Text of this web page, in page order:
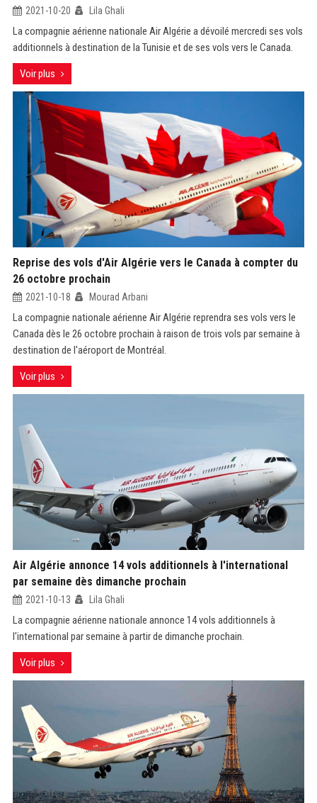
2021-10-20 Lila Ghali
La compagnie aérienne nationale Air Algérie a dévoilé mercredi ses vols
additionnels à destination de la Tunisie et de ses vols vers le Canada.
Voir plus
Reprise des vols d'Air Algérie vers le Canada à compter du
26 octobre prochain
2021-10-18 Mourad Arbani
La compagnie nationale aérienne Air Algérie reprendra ses vols vers le
Canada dès le 26 octobre prochain à raison de trois vols par semaine à
destination de l'aéroport de Montréal.
Voir plus
Air Algérie annonce 14 vols additionnels à l'international
par semaine dès dimanche prochain
2021-10-13 Lila Ghali
La compagnie aérienne nationale annonce 14 vols additionnels à
l'international par semaine à partir de dimanche prochain.
Voir plus